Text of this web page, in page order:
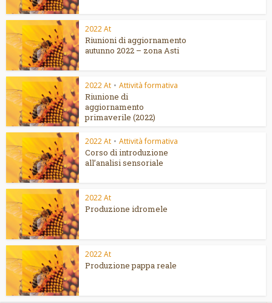
2022 At
Riunioni di aggiornamento
autunno 2022 – zona Asti
2022 At • Attività formativa
Riunione di
aggiornamento
primaverile (2022)
2022 At • Attività formativa
Corso di introduzione
all’analisi sensoriale
2022 At
Produzione idromele
2022 At
Produzione pappa reale